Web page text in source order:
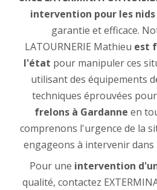
intervention pour les
garantie et efficace.
LATOURNERIE Mathieu est
l'état pour manipuler ces
utilisant des équipements
techniques éprouvées
frelons à Gardanne en
comprenons l'urgence de la
engageons à intervenir dans
Pour une intervention
qualité, contactez